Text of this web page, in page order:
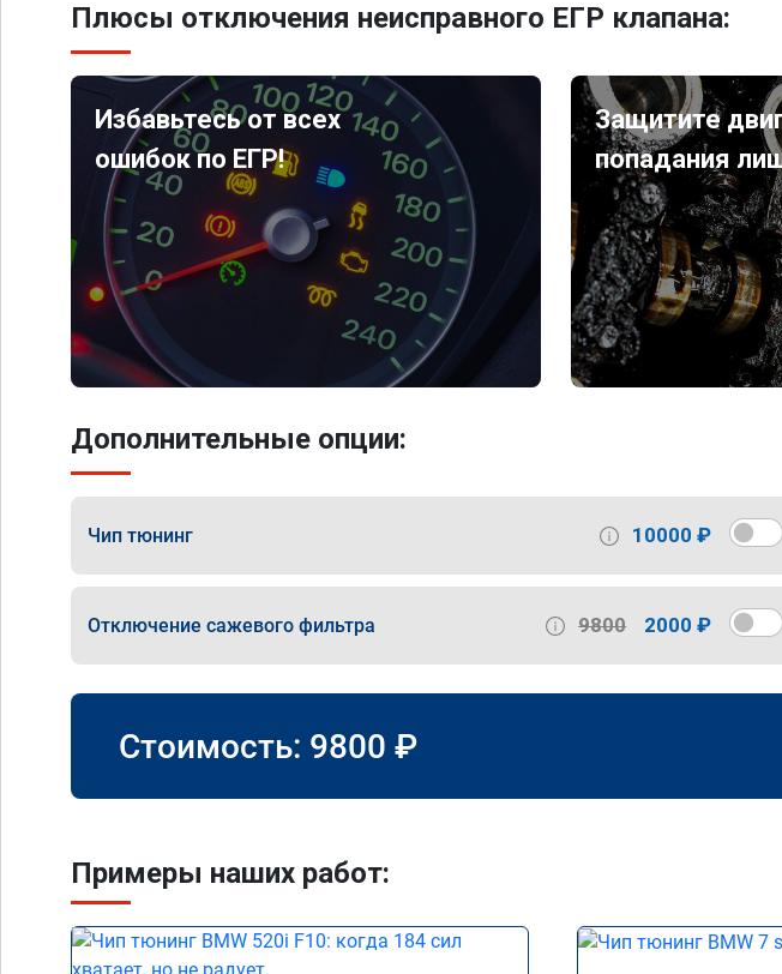
Плюсы отключения неисправного ЕГР клапана:
Избавьтесь от всех
ошибок по ЕГР!
Защитите
попадания
Дополнительные опции:
Чип тюнинг 10000 ₽
Отключение сажевого фильтра 9800 2000 ₽
Стоимость: 9800 ₽
Примеры наших работ: